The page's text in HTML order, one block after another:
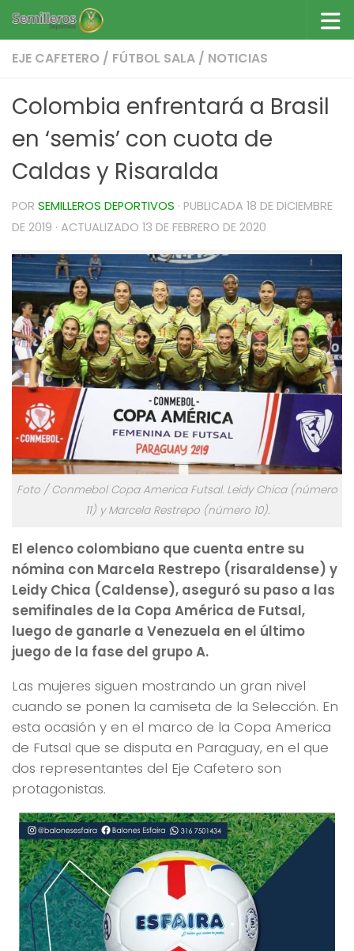
Saltar al contenido
EJE CAFETERO / FÚTBOL SALA / NOTICIAS
Colombia enfrentará a Brasil
en ‘semis’ con cuota de
Caldas y Risaralda
POR SEMILLEROS DEPORTIVOS · PUBLICADA 18 DE DICIEMBRE
DE 2019 · ACTUALIZADO 13 DE FEBRERO DE 2020
Foto / Conmebol Copa America Futsal. Leidy Chica (número
11) y Marcela Restrepo (número 10).
El elenco colombiano que cuenta entre su
nómina con Marcela Restrepo (risaraldense) y
Leidy Chica (Caldense), aseguró su paso a las
semifinales de la Copa América de Futsal,
luego de ganarle a Venezuela en el último
juego de la fase del grupo A.
Las mujeres siguen mostrando un gran nivel
cuando se ponen la camiseta de la Selección. En
esta ocasión y en el marco de la Copa America
de Futsal que se disputa en Paraguay, en el que
dos representantes del Eje Cafetero son
protagonistas.